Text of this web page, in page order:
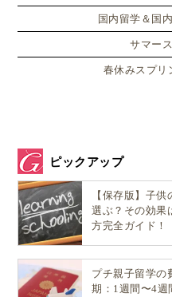
国内留学＆国
サマー
春休みスプリ
ピックアップ
【保存版】子
選ぶ？その効果
方完全ガイド！
プチ親子留学
期：1週間〜4週